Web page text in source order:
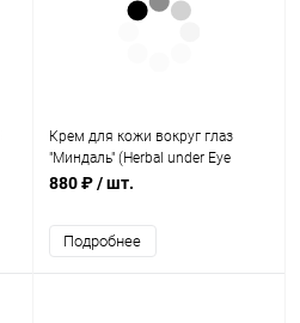
Крем для кожи вокруг глаз
"Миндаль" (Herbal under Eye
Cream) 50 г, Khadi Natural
880 ₽/ шт.
Подробнее